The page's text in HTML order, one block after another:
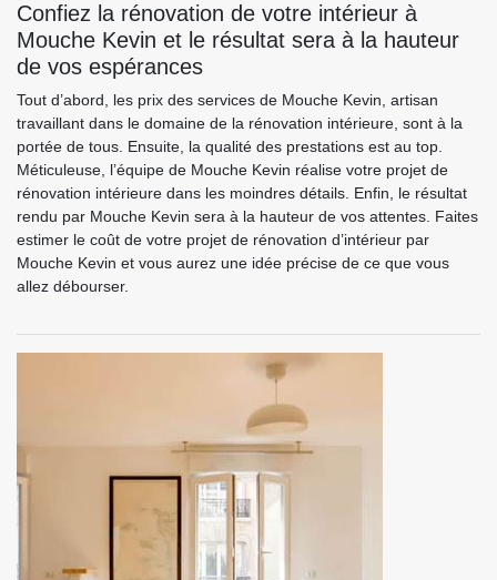
Confiez la rénovation de votre intérieur à
Mouche Kevin et le résultat sera à la hauteur
de vos espérances
Tout d’abord, les prix des services de Mouche Kevin, artisan
travaillant dans le domaine de la rénovation intérieure, sont à la
portée de tous. Ensuite, la qualité des prestations est au top.
Méticuleuse, l’équipe de Mouche Kevin réalise votre projet de
rénovation intérieure dans les moindres détails. Enfin, le résultat
rendu par Mouche Kevin sera à la hauteur de vos attentes. Faites
estimer le coût de votre projet de rénovation d’intérieur par
Mouche Kevin et vous aurez une idée précise de ce que vous
allez débourser.